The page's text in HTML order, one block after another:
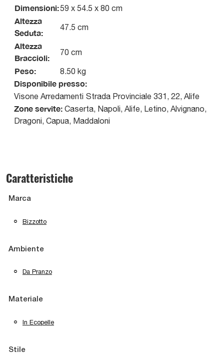
Dimensioni:59 x 54.5 x 80 cm
Altezza
Seduta:
47.5 cm
Altezza
Braccioli:
70 cm
Peso: 8.50 kg
Disponibile presso:
Visone Arredamenti Strada Provinciale 331, 22, Alife
Zone servite: Caserta, Napoli, Alife, Letino, Alvignano,
Dragoni, Capua, Maddaloni
Caratteristiche
Marca
Bizzotto
Ambiente
Da Pranzo
Materiale
In Ecopelle
Stile